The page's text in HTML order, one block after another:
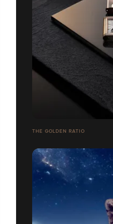
THE GOLDEN RATIO